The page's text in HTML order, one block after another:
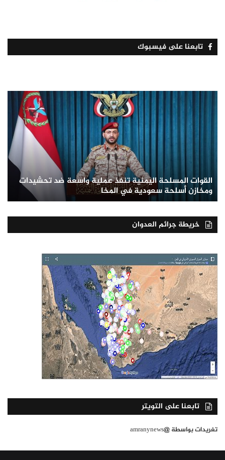
تابعنا على فيسبوك
القوات المسلحة اليمنية تنفذ عملية واسعة ضد تحشيدات
ومخازن أسلحة سعودية في المخا
خريطة جرائم العدوان
تابعنا على التويتر
تغريدات بواسطة @amranynews